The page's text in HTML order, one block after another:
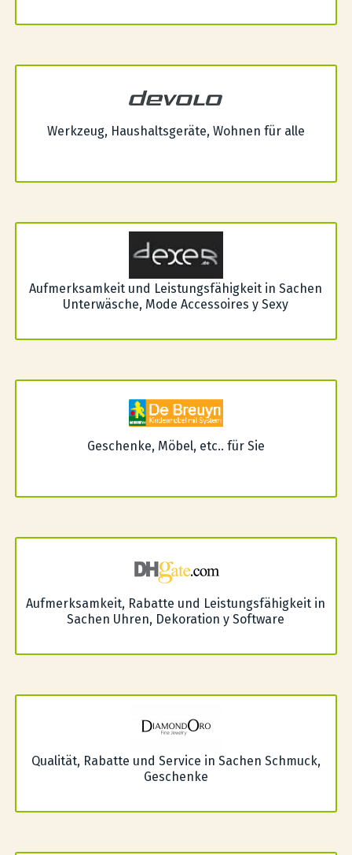
Werkzeug, Haushaltsgeräte, Wohnen für alle
Aufmerksamkeit und Leistungsfähigkeit in Sachen
Unterwäsche, Mode Accessoires y Sexy
Geschenke, Möbel, etc.. für Sie
Aufmerksamkeit, Rabatte und Leistungsfähigkeit in
Sachen Uhren, Dekoration y Software
Qualität, Rabatte und Service in Sachen Schmuck,
Geschenke